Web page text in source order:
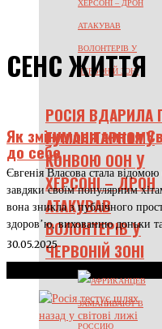
РОСІЯ ВДАРИЛА
ГУМАНІТАРНОМУ
КОНВОЮ ООН У
ХЕРСОНІ – ДРОН
АТАКУВАВ
ВОЛОНТЕРІВ У
ЧЕРВОНІЙ ЗОНІ
СЕНС ЖИТТЯ
Як змінилося життя
до себе
Євгенія Власова стала
завдяки своїм популярним
вона зникла з публічного
здоров’ю, вихованню доньки
30.05.2025